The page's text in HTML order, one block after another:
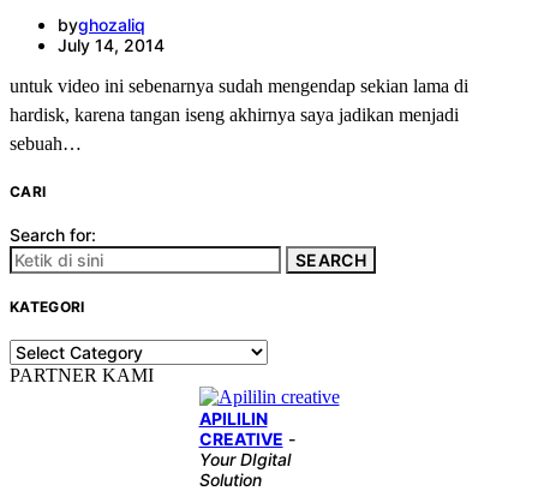
byghozaliq
July 14, 2014
untuk video ini sebenarnya sudah mengendap sekian lama di
hardisk, karena tangan iseng akhirnya saya jadikan menjadi
sebuah…
CARI
Search for:
SEARCH
KATEGORI
KATEGORI
PARTNER KAMI
APILILIN
CREATIVE -
Your DIgital
Solution